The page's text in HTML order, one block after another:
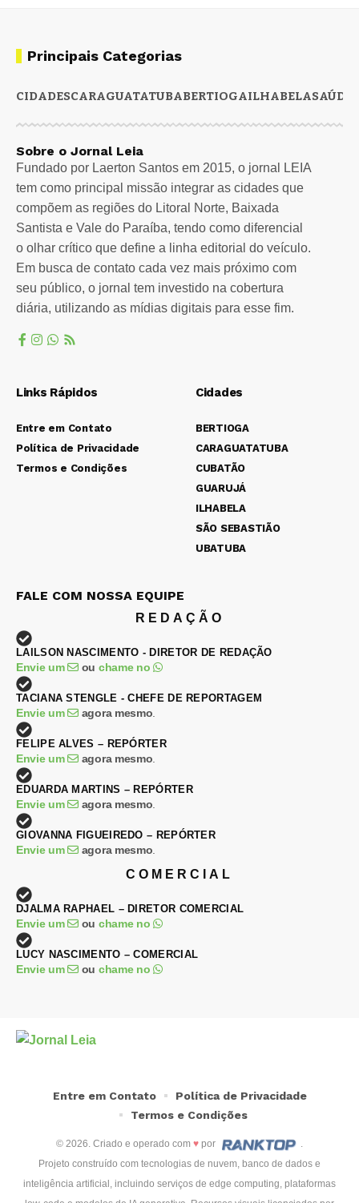
Principais Categorias
CIDADESCARAGUATATUBABERTIOGAILHABELASAÚDE
Sobre o Jornal Leia
Fundado por Laerton Santos em 2015, o jornal LEIA
tem como principal missão integrar as cidades que
compõem as regiões do Litoral Norte, Baixada
Santista e Vale do Paraíba, tendo como diferencial
o olhar crítico que define a linha editorial do veículo.
Em busca de contato cada vez mais próximo com
seu público, o jornal tem investido na cobertura
diária, utilizando as mídias digitais para esse fim.
Links Rápidos
Entre em Contato
Política de Privacidade
Termos e Condições
Cidades
BERTIOGA
CARAGUATATUBA
CUBATÃO
GUARUJÁ
ILHABELA
SÃO SEBASTIÃO
UBATUBA
FALE COM NOSSA EQUIPE
REDAÇÃO
LAILSON NASCIMENTO - DIRETOR DE REDAÇÃO
Envie um ou chame no
TACIANA STENGLE - CHEFE DE REPORTAGEM
Envie um agora mesmo.
FELIPE ALVES – REPÓRTER
Envie um agora mesmo.
EDUARDA MARTINS – REPÓRTER
Envie um agora mesmo.
GIOVANNA FIGUEIREDO – REPÓRTER
Envie um agora mesmo.
COMERCIAL
DJALMA RAPHAEL – DIRETOR COMERCIAL
Envie um ou chame no
LUCY NASCIMENTO – COMERCIAL
Envie um ou chame no
© 2026. Criado e operado com ♥ por
.
Projeto construído com tecnologias de nuvem, banco de dados e
inteligência artificial, incluindo serviços de edge computing, plataformas
Entre em Contato
Política de Privacidade
Termos e Condições